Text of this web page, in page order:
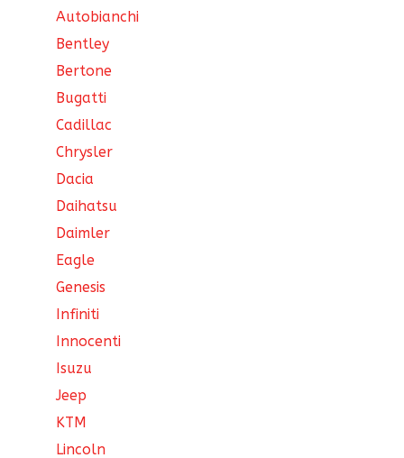
Autobianchi
Bentley
Bertone
Bugatti
Cadillac
Chrysler
Dacia
Daihatsu
Daimler
Eagle
Genesis
Infiniti
Innocenti
Isuzu
Jeep
KTM
Lincoln